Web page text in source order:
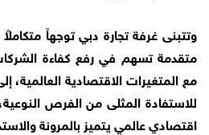
وتتبنى غرفة تجارة دبي توجهاً
متقدمة تسهم في رفع كفاءة
مع المتغيرات الاقتصادية
للاستفادة المثلى من الفرص
اقتصادي عالمي يتميز بالمرونة